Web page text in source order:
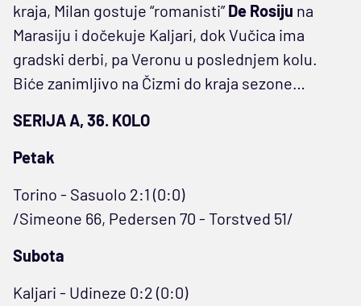
kraja, Milan gostuje “romanisti”De Rosiju na
Marasiju i dočekuje Kaljari, dok Vučica ima
gradski derbi, pa Veronu u poslednjem kolu.
Biće zanimljivo na Čizmi do kraja sezone…
SERIJA A, 36. KOLO
Petak
Torino - Sasuolo 2:1 (0:0)
/Simeone 66, Pedersen 70 - Torstved 51/
Subota
Kaljari - Udineze 0:2 (0:0)